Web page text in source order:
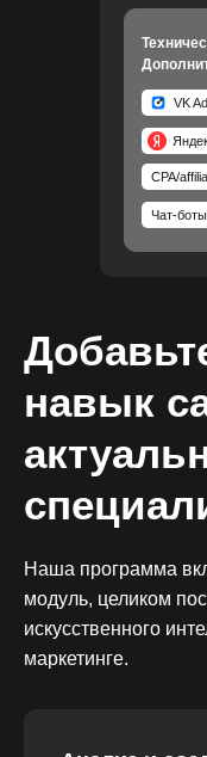
VK
CPA/
Чат-боты
навык
Наша программа
модуль, целиком
искусственного
маркетинге.